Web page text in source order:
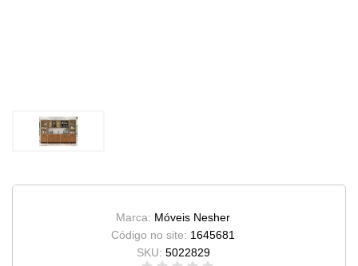
Marca: Móveis Nesher
Código no site: 1645681
SKU: 5022829